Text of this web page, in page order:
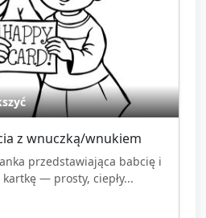
z wnuczką/wnukiem
przedstawiająca babcię i
— prosty, ciepły...